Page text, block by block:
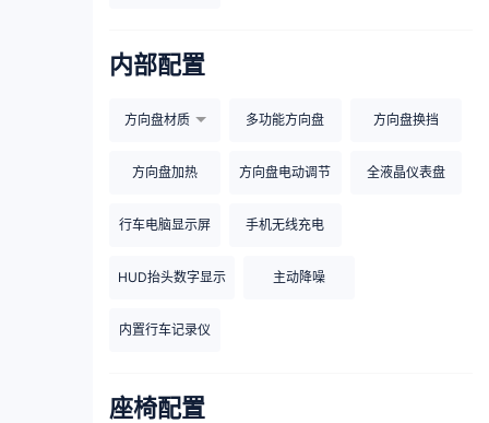
内部配置
方向盘材质 多功能方向盘 方向盘换挡
方向盘加热 方向盘电动调节 全液晶仪表盘
行车电脑显示屏 手机无线充电
HUD抬头数字显示 主动降噪
内置行车记录仪
座椅配置